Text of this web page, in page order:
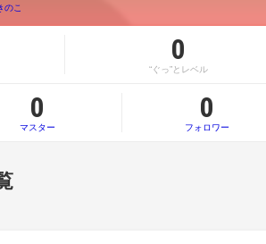
のこ
0
“ぐっ”とレベル
0
マスター
0
フォロワー